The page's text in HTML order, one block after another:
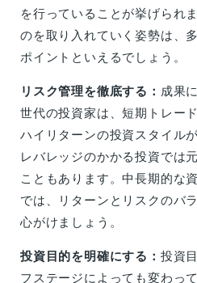
を行っていることが挙げられ
のを取り入れていく姿勢は、
ポイントといえるでしょう。
リスク管理を徹底する： 成果
世代の投資家は、短期トレー
ハイリターンの投資スタイル
レバレッジのかかる投資では
こともあります。中長期的な
では、リターンとリスクのバ
心がけましょう。
投資目的を明確にする： 投資
フステージによっても変わっ